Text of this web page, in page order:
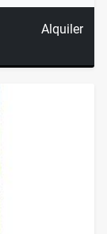
Alquiler